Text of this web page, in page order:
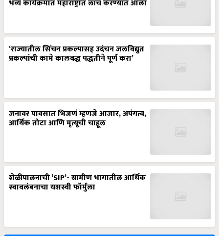
भव्य कार्यक्रमात महाराष्ट्रात लाँच करण्यात आला
‘राज्यातील सिंचन प्रकल्पासह उदंचन जलविद्युत
प्रकल्पांची कामे कालबद्ध पद्धतीने पूर्ण करा’
जनावर पावसात भिजणं म्हणजे आजार, अपंगत्व,
आर्थिक तोटा आणि मृत्यूची चाहूल
शेळीपालनाची ‘SIP’- ग्रामीण भागातील आर्थिक
स्वावलंबनाचा यशस्वी फॉर्मुला